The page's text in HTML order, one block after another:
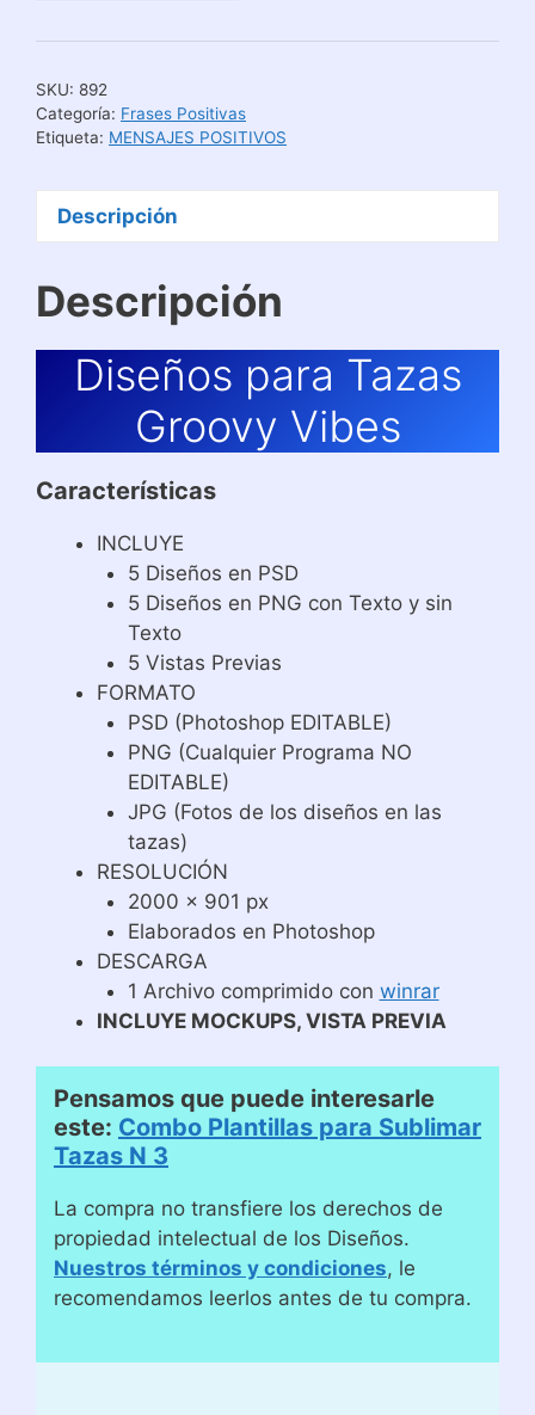
Groovy
cantidad
SKU: 892
Categoría: Frases Positivas
Etiqueta: MENSAJES POSITIVOS
Descripción
Descripción
Diseños para Tazas
Groovy Vibes
Características
INCLUYE
5 Diseños en PSD
5 Diseños en PNG con Texto y sin
Texto
5 Vistas Previas
FORMATO
PSD (Photoshop EDITABLE)
PNG (Cualquier Programa NO
EDITABLE)
JPG (Fotos de los diseños en las
tazas)
RESOLUCIÓN
2000 x 901 px
Elaborados en Photoshop
DESCARGA
1 Archivo comprimido con winrar
INCLUYE MOCKUPS, VISTA PREVIA
Pensamos que puede interesarle
este: Combo Plantillas para Sublimar
Tazas N 3
La compra no transfiere los derechos de
propiedad intelectual de los Diseños.
Nuestros términos y condiciones, le
recomendamos leerlos antes de tu compra.